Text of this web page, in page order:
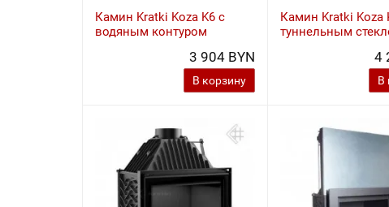
Камин Kratki Koza K6 с
водяным контуром
3 904 BYN
В корзину
Камин Kratki Koza
туннельным
4
В